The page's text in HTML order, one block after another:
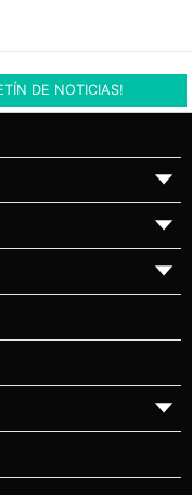
DE NOTICIAS!
▼
▼
▼
▼